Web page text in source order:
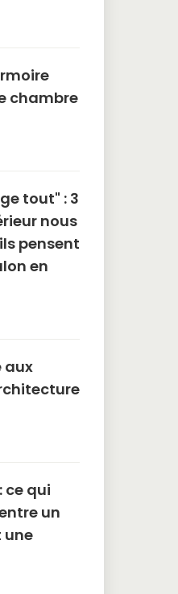
chambre
tout" : 3
nous
pensent
en
aux
ce qui
un
une